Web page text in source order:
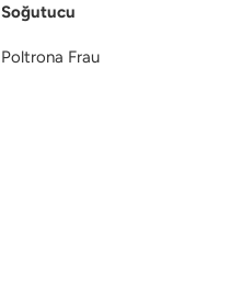
Soğutucu
Poltrona Frau